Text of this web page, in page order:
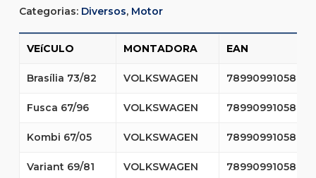
Categorias: Diversos, Motor
VEíCULO MONTADORA EAN
Brasília 73/82 VOLKSWAGEN 7899099105894
Fusca 67/96 VOLKSWAGEN 7899099105894
Kombi 67/05 VOLKSWAGEN 7899099105894
Variant 69/81 VOLKSWAGEN 7899099105894